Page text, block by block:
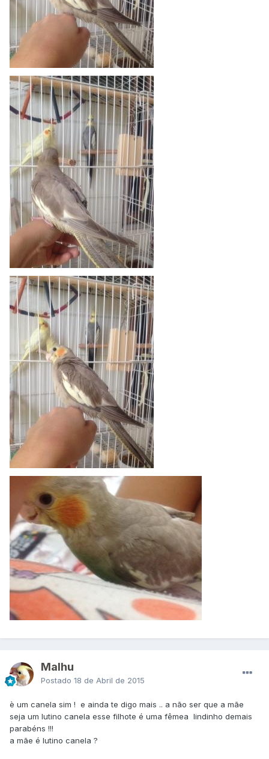
Malhu
Postado 18 de Abril de 2015
è um canela sim ! e ainda te digo mais .. a não ser que a mãe
seja um lutino canela esse filhote é uma fêmea lindinho demais
parabéns !!!
a mãe é lutino canela ?